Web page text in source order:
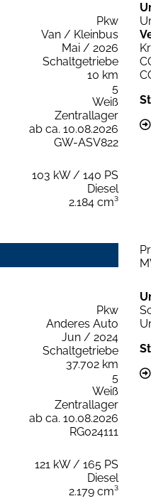
Pkw
Van / Kleinbus
Mai / 2026
Schaltgetriebe
10 km
5
Weiß
Zentrallager
ab ca. 10.08.2026
GW-ASV822
103 kW / 140 PS
Diesel
2.184 cm³
Pkw
Anderes Auto
Jun / 2024
Schaltgetriebe
37.702 km
5
Weiß
Zentrallager
ab ca. 10.08.2026
RG024111
121 kW / 165 PS
Diesel
2.179 cm³